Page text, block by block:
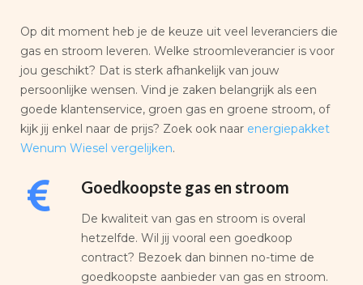
Op dit moment heb je de keuze uit veel leveranciers die
gas en stroom leveren. Welke stroomleverancier is voor
jou geschikt? Dat is sterk afhankelijk van jouw
persoonlijke wensen. Vind je zaken belangrijk als een
goede klantenservice, groen gas en groene stroom, of
kijk jij enkel naar de prijs? Zoek ook naar energiepakket
Wenum Wiesel vergelijken.
Goedkoopste gas en stroom
De kwaliteit van gas en stroom is overal
hetzelfde. Wil jij vooral een goedkoop
contract? Bezoek dan binnen no-time de
goedkoopste aanbieder van gas en stroom.